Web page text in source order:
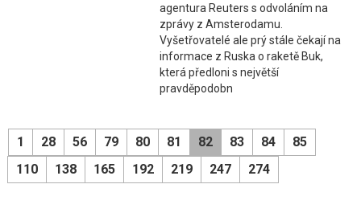
agentura Reuters s odvoláním na
zprávy z Amsterodamu.
Vyšetřovatelé ale prý stále čekají na
informace z Ruska o raketě Buk,
která předloni s největší
pravděpodobn
1 28 56 79 80 81 82 83 84
85
110
138 165 192 219 247 274